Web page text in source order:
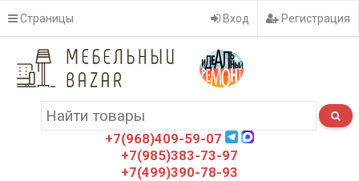
Страницы Вход Регистрация
+7(968)409-59-07
+7(985)383-73-97
+7(499)390-78-93